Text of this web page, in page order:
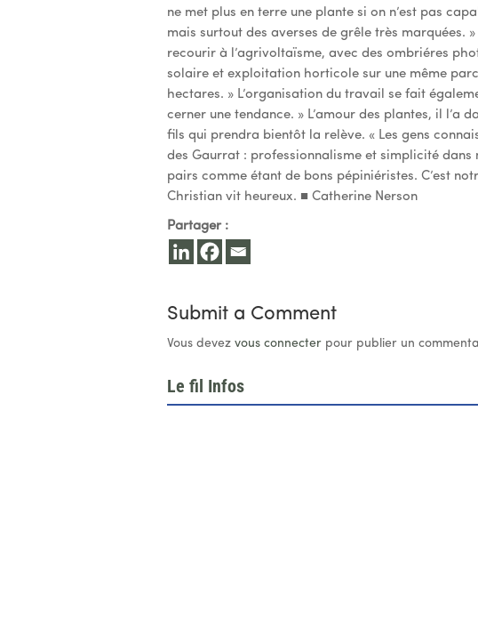
ne met plus en terre une plante si on n’est pas
mais surtout des averses de grêle très marquées.
recourir à l’agrivoltaïsme, avec des ombriéres
solaire et exploitation horticole sur une même
hectares. » L’organisation du travail se fait
cerner une tendance. » L’amour des plantes, il l’a
fils qui prendra bientôt la relève. « Les gens
des Gaurrat : professionnalisme et simplicité dans
pairs comme étant de bons pépiniéristes. C’est
Christian vit heureux. ■ Catherine Nerson
Partager :
Submit a Comment
Vous devezvous connecter pour publier un
Le fil Infos